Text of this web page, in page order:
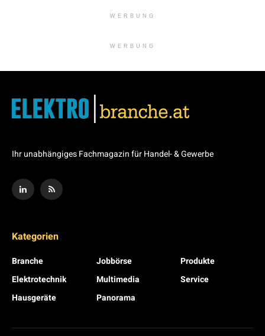
WERBUNG
WERBUNG
Ihr unabhängiges Fachmagazin für Handel- & Gewerbe
Kategorien
Branche
Elektrotechnik
Hausgeräte
Jobbörse
Multimedia
Panorama
Produkte
Service